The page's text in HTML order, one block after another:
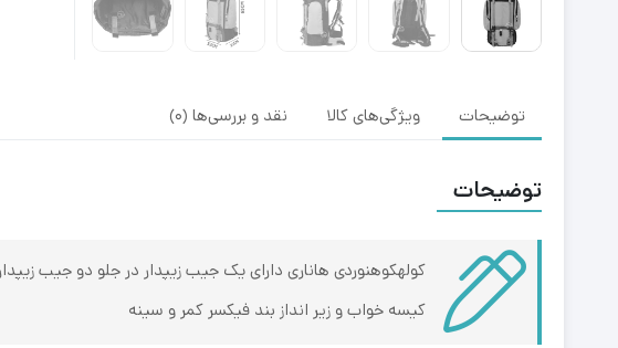
توضیحات ویژگی‌های کالا نقد و بررسی‌ها (0)
توضیحات
کولهکوهنوردی هاناری دارای یک جیب زیپدار در جلو دو جیب
کیسه خواب و زیر انداز بند فیکسر کمر و سینه